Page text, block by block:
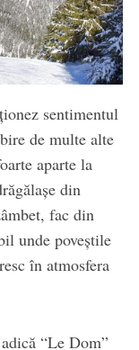
sentimentul
de multe alte
aparte la
din
fac din
unde poveștile
în atmosfera
“Le Dom”